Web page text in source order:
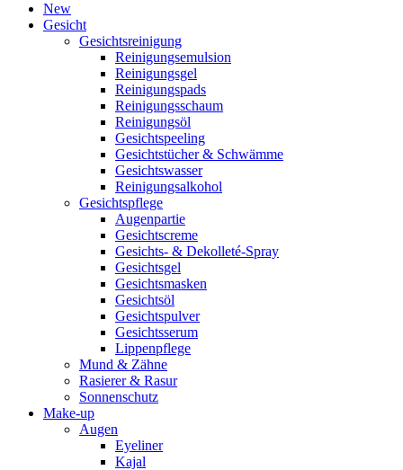
New
Gesicht
Gesichtsreinigung
Reinigungsemulsion
Reinigungsgel
Reinigungspads
Reinigungsschaum
Reinigungsöl
Gesichtspeeling
Gesichtstücher & Schwämme
Gesichtswasser
Reinigungsalkohol
Gesichtspflege
Augenpartie
Gesichtscreme
Gesichts- & Dekolleté-Spray
Gesichtsgel
Gesichtsmasken
Gesichtsöl
Gesichtspulver
Gesichtsserum
Lippenpflege
Mund & Zähne
Rasierer & Rasur
Sonnenschutz
Make-up
Augen
Eyeliner
Kajal